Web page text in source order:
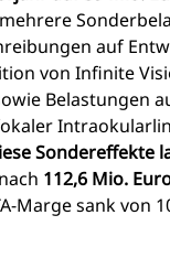
auf
von Infinite
Belastungen
Sondereffekte
nach 112,6 Mio.
Marge sank von